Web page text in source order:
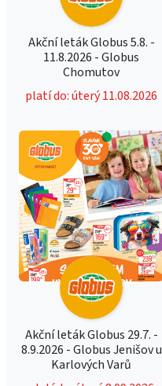
Akční leták Globus 5.8. -
11.8.2026 - Globus
Chomutov
platí do: úterý 11.08.2026
Akční leták Globus 29.7. -
8.9.2026 - Globus Jenišov u
Karlových Varů